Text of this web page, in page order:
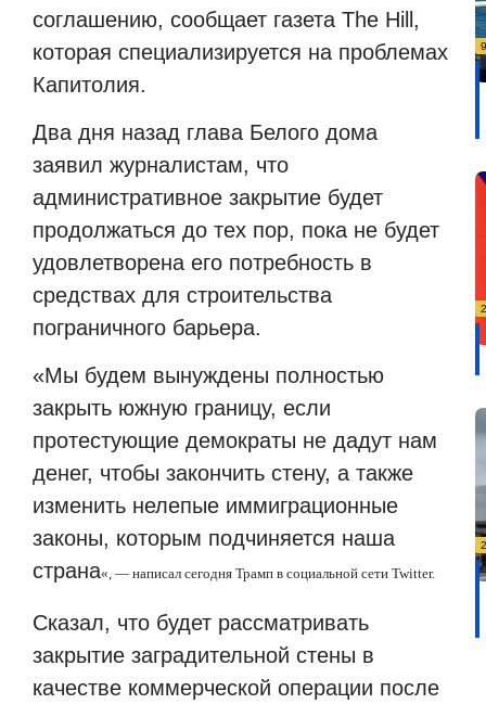
соглашению, сообщает газета The Hill,
которая специализируется на проблемах
Капитолия.
Два дня назад глава Белого дома
заявил журналистам, что
административное закрытие будет
продолжаться до тех пор, пока не будет
удовлетворена его потребность в
средствах для строительства
пограничного барьера.
«Мы будем вынуждены полностью
закрыть южную границу, если
протестующие демократы не дадут нам
денег, чтобы закончить стену, а также
изменить нелепые иммиграционные
законы, которым подчиняется наша
страна«, — написал сегодня Трамп в социальной сети Twitter.
Сказал, что будет рассматривать
закрытие заградительной стены в
качестве коммерческой операции после